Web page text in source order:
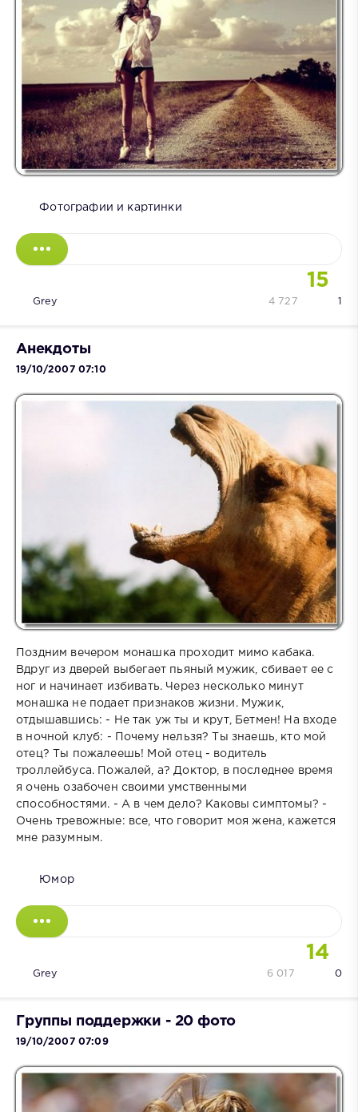
Фотографии и картинки
15
Grey 1
4 727
Анекдоты
19/10/2007 07:10
Поздним вечером монашка проходит мимо кабака.
Вдруг из дверей выбегает пьяный мужик, сбивает ее с
ног и начинает избивать. Через несколько минут
монашка не подает признаков жизни. Мужик,
отдышавшись: - Не так уж ты и крут, Бетмен! На входе
в ночной клуб: - Почему нельзя? Ты знаешь, кто мой
отец? Ты пожалеешь! Мой отец - водитель
троллейбуса. Пожалей, а? Доктор, в последнее время
я очень озабочен своими умственными
способностями. - А в чем дело? Каковы симптомы? -
Очень тревожные: все, что говорит моя жена, кажется
мне разумным.
Юмор
14
Grey 0
6 017
Группы поддержки - 20 фото
19/10/2007 07:09